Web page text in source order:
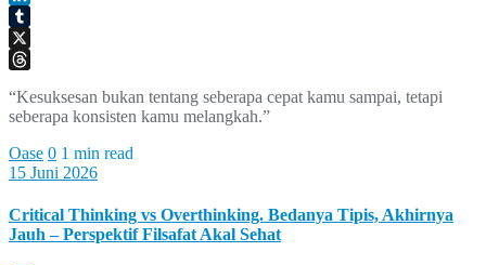
Classroom
LinkedIn
Tumblr
X
“Kesuksesan bukan tentang seberapa cepat kamu sampai, tetapi
seberapa konsisten kamu melangkah.”
Oase 0 1 min read
15 Juni 2026
Critical Thinking vs Overthinking. Bedanya Tipis, Akhirnya
Jauh – Perspektif Filsafat Akal Sehat